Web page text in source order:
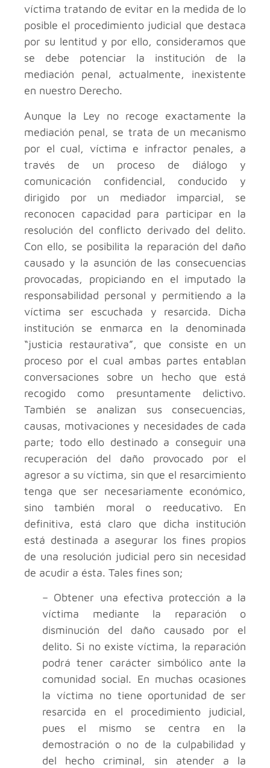
víctima tratando de evitar en la medida de lo
posible el procedimiento judicial que destaca
por su lentitud y por ello, consideramos que
se debe potenciar la institución de la
mediación penal, actualmente, inexistente
en nuestro Derecho.
Aunque la Ley no recoge exactamente la
mediación penal, se trata de un mecanismo
por el cual, víctima e infractor penales, a
través de un proceso de diálogo y
comunicación confidencial, conducido y
dirigido por un mediador imparcial, se
reconocen capacidad para participar en la
resolución del conflicto derivado del delito.
Con ello, se posibilita la reparación del daño
causado y la asunción de las consecuencias
provocadas, propiciando en el imputado la
responsabilidad personal y permitiendo a la
víctima ser escuchada y resarcida. Dicha
institución se enmarca en la denominada
“justicia restaurativa”, que consiste en un
proceso por el cual ambas partes entablan
conversaciones sobre un hecho que está
recogido como presuntamente delictivo.
También se analizan sus consecuencias,
causas, motivaciones y necesidades de cada
parte; todo ello destinado a conseguir una
recuperación del daño provocado por el
agresor a su víctima, sin que el resarcimiento
tenga que ser necesariamente económico,
sino también moral o reeducativo. En
definitiva, está claro que dicha institución
está destinada a asegurar los fines propios
de una resolución judicial pero sin necesidad
de acudir a ésta. Tales fines son;
– Obtener una efectiva protección a la
víctima mediante la reparación o
disminución del daño causado por el
delito. Si no existe víctima, la reparación
podrá tener carácter simbólico ante la
comunidad social. En muchas ocasiones
la víctima no tiene oportunidad de ser
resarcida en el procedimiento judicial,
pues el mismo se centra en la
demostración o no de la culpabilidad y
del hecho criminal, sin atender a la